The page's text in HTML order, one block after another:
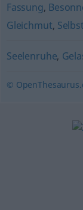
Fassung,
Gleichmut,
Seelenruhe,
©